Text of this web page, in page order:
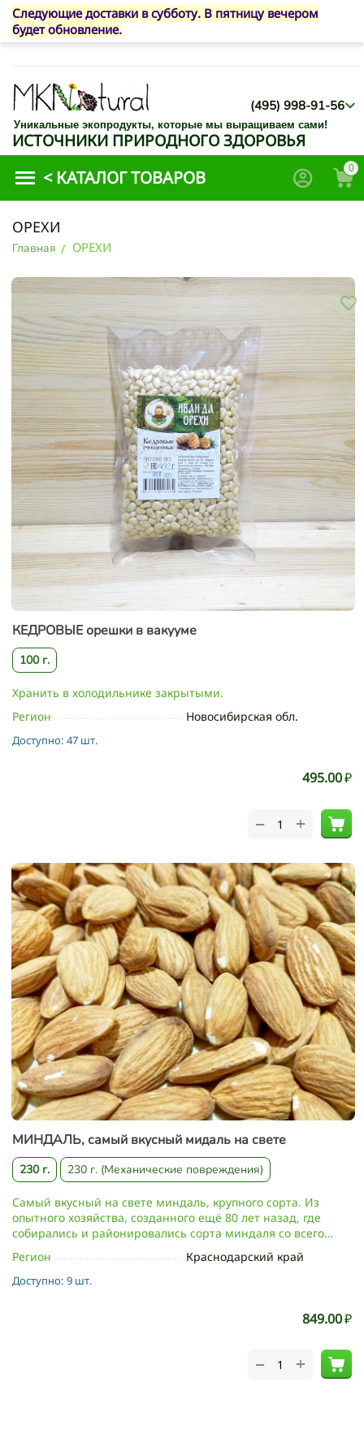
Следующие доставки в субботу. В пятницу вечером
будет обновление.
(495) 998-91-56
Уникальные экопродукты, которые мы выращиваем сами!
ИСТОЧНИКИ ПРИРОДНОГО ЗДОРОВЬЯ
< КАТАЛОГ ТОВАРОВ 0
ОРЕХИ
Главная / ОРЕХИ
КЕДРОВЫЕ орешки в вакууме
100 г.
Хранить в холодильнике закрытыми.
Регион
Новосибирская обл.
Доступно: 47 шт.
495.00₽
+
−
МИНДАЛЬ, самый вкусный мидаль на свете
230 г. 230 г. (Механические повреждения)
Самый вкусный на свете миндаль, крупного сорта. Из
опытного хозяйства, созданного ещё 80 лет назад, где
собирались и районировались сорта миндаля со всего
Регион Краснодарский край
Доступно: 9 шт.
849.00₽
+
−